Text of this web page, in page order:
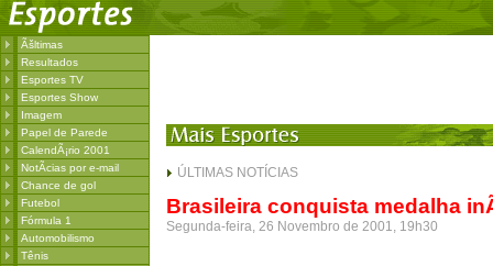
Ãšltimas
Resultados
Esportes TV
Esportes Show
Imagem
Papel de Parede
CalendÃ¡rio 2001
NotÃ­cias por e-mail
Chance de gol
Futebol
Fórmula 1
Automobilismo
Tênis
ÚLTIMAS NOTÍCIAS
Brasileira conquista medalha
Segunda-feira, 26 Novembro de 2001, 19h30